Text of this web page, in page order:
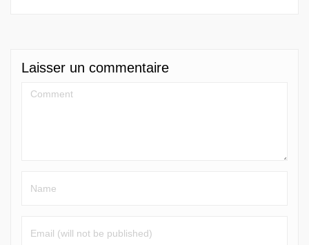
Laisser un commentaire